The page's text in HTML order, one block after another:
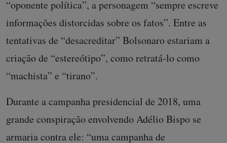
“oponente política”, a personagem “sempre escreve
informações distorcidas sobre os fatos”. Entre as
tentativas de “desacreditar” Bolsonaro estariam a
criação de “estereótipo”, como retratá-lo como
“machista” e “tirano”.
Durante a campanha presidencial de 2018, uma
grande conspiração envolvendo Adélio Bispo se
armaria contra ele: “uma campanha de